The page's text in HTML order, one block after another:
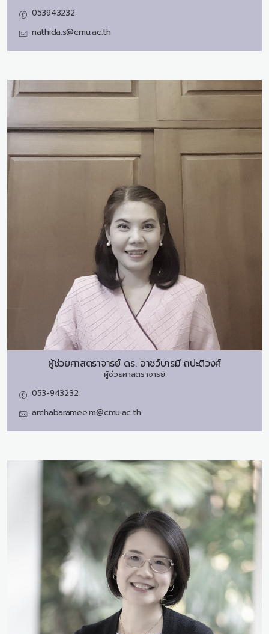
053943232
nathida.s@cmu.ac.th
ผู้ช่วยศาสตราจารย์ ดร. อาชว์บารมี ถปะติวงศ์
ผู้ช่วยศาสตราจารย์
053-943232
archabaramee.m@cmu.ac.th